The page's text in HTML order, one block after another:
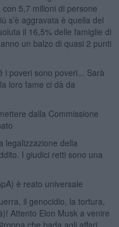
5,7 milioni di persone
s’è aggravata è quella del
il 16,5% delle famiglie di
un balzo di quasi 2 punti
i poveri sono poveri... Sarà
loro fame ci dà da
dalla Commissione
legalizzazione della
I giudici retti sono una
è reato universale
il genocidio, la tortura,
Attento Elon Musk a venire
che bada agli affari